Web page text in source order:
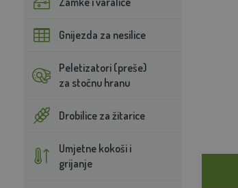
Gnijezda za nesilice
Peletizatori (preše)
za stočnu hranu
Drobilice za žitarice
Umjetne kokoši i
grijanje